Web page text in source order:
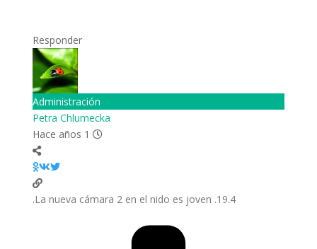
Responder
Administración
Petra Chlumecka
19.4. La nueva cámara 2 en el nido es joven.